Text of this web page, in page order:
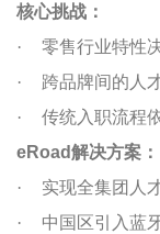
核心挑战：
·
零售行业特性
·
跨品牌间的人
·
传统入职流程
eRoad解决方案：
·
实现全集团人
·
中国区引入蓝